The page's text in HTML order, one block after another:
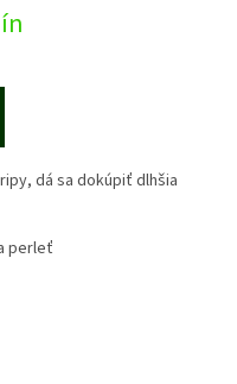
dá sa dokúpiť dlhšia
perleť